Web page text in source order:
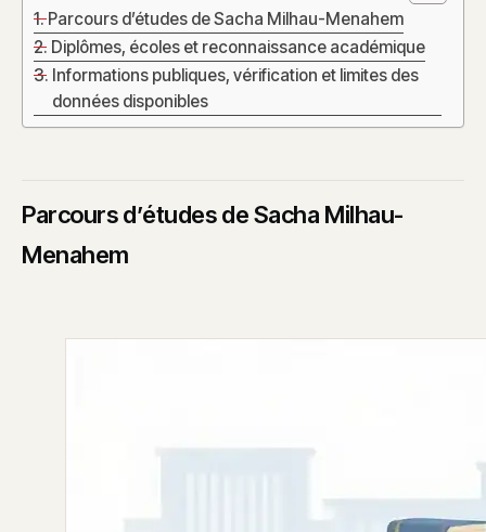
Parcours d’études de Sacha Milhau-Menahem
Diplômes, écoles et reconnaissance académique
Informations publiques, vérification et limites des
données disponibles
Parcours d’études de Sacha Milhau-
Menahem